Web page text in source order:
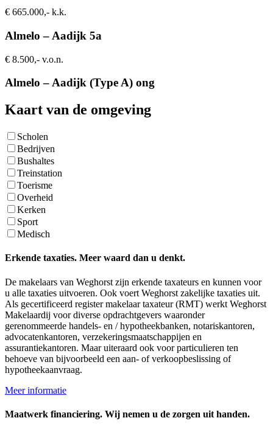
€ 665.000,- k.k.
Almelo – Aadijk 5a
€ 8.500,- v.o.n.
Almelo – Aadijk (Type A) ong
Kaart van de omgeving
Scholen
Bedrijven
Bushaltes
Treinstation
Toerisme
Overheid
Kerken
Sport
Medisch
Erkende taxaties. Meer waard dan u denkt.
De makelaars van Weghorst zijn erkende taxateurs en kunnen voor
u alle taxaties uitvoeren. Ook voert Weghorst zakelijke taxaties uit.
Als gecertificeerd register makelaar taxateur (RMT) werkt Weghorst
Makelaardij voor diverse opdrachtgevers waaronder
gerenommeerde handels- en / hypotheekbanken, notariskantoren,
advocatenkantoren, verzekeringsmaatschappijen en
assurantiekantoren. Maar uiteraard ook voor particulieren ten
behoeve van bijvoorbeeld een aan- of verkoopbeslissing of
hypotheekaanvraag.
Meer informatie
Maatwerk financiering. Wij nemen u de zorgen uit handen.